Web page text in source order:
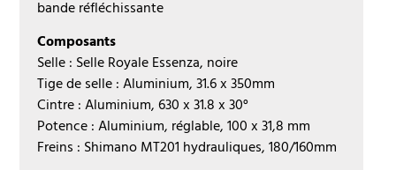
bande réfléchissante
Composants
Selle : Selle Royale Essenza, noire
Tige de selle : Aluminium, 31.6 x 350mm
Cintre : Aluminium, 630 x 31.8 x 30°
Potence : Aluminium, réglable, 100 x 31,8 mm
Freins : Shimano MT201 hydrauliques, 180/160mm